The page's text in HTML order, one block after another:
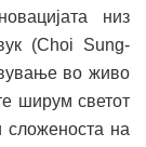
низ
(Choi Sung-
во живо
ширум светот
сложеноста на